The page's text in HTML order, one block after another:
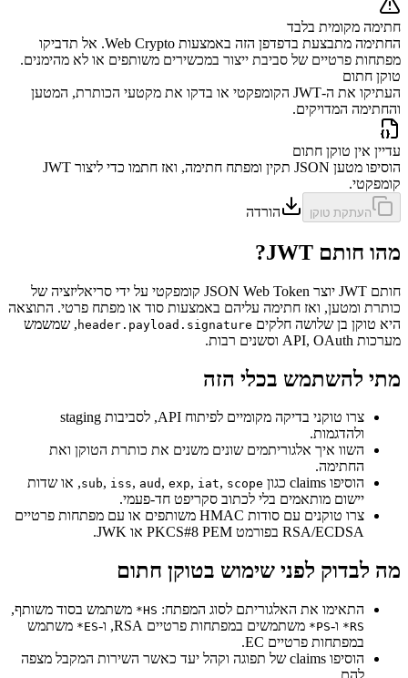
חתימה מקומית בלבד
החתימה מתבצעת בדפדפן הזה באמצעות Web Crypto. אל תדביקו
מפתחות פרטיים של סביבת ייצור במכשירים משותפים או לא מהימנים.
טוקן חתום
העתיקו את ה-JWT הקומפקטי או בדקו את מקטעי הכותרת, המטען
והחתימה המדויקים.
עדיין אין טוקן חתום
הוסיפו מטען JSON תקין ומפתח חתימה, ואז חתמו כדי ליצור JWT
קומפקטי.
העתקת טוקן הורדה
מהו חותם JWT?
חותם JWT יוצר JSON Web Token קומפקטי על ידי סריאליזציה של
כותרת ומטען, ואז חתימה עליהם באמצעות סוד או מפתח פרטי. התוצאה
היא טוקן בן שלושה חלקים header.payload.signature , שמשמש
מערכות API, OAuth וסשנים רבות.
מתי להשתמש בכלי הזה
צרו טוקני בדיקה מקומיים לפיתוח API, לסביבות staging
ולהדגמות.
השוו איך אלגוריתמים שונים משנים את כותרת הטוקן ואת
החתימה.
הוסיפו claims כגון
sub, iss, aud , exp, iat, scope
, או שדות
יישום מותאמים בלי לכתוב סקריפט חד-פעמי.
צרו טוקנים עם סודות HMAC משותפים או עם מפתחות פרטיים
RSA/ECDSA בפורמט PKCS#8 PEM או JWK.
מה לבדוק לפני שימוש בטוקן חתום
התאימו את האלגוריתם לסוג המפתח: HS* משתמש בסוד משותף,
RS* ו-PS* משתמשים במפתחות פרטיים RSA, ו- ES*
משתמש
במפתחות פרטיים EC.
הוסיפו claims של תפוגה וקהל יעד כאשר השירות המקבל מצפה